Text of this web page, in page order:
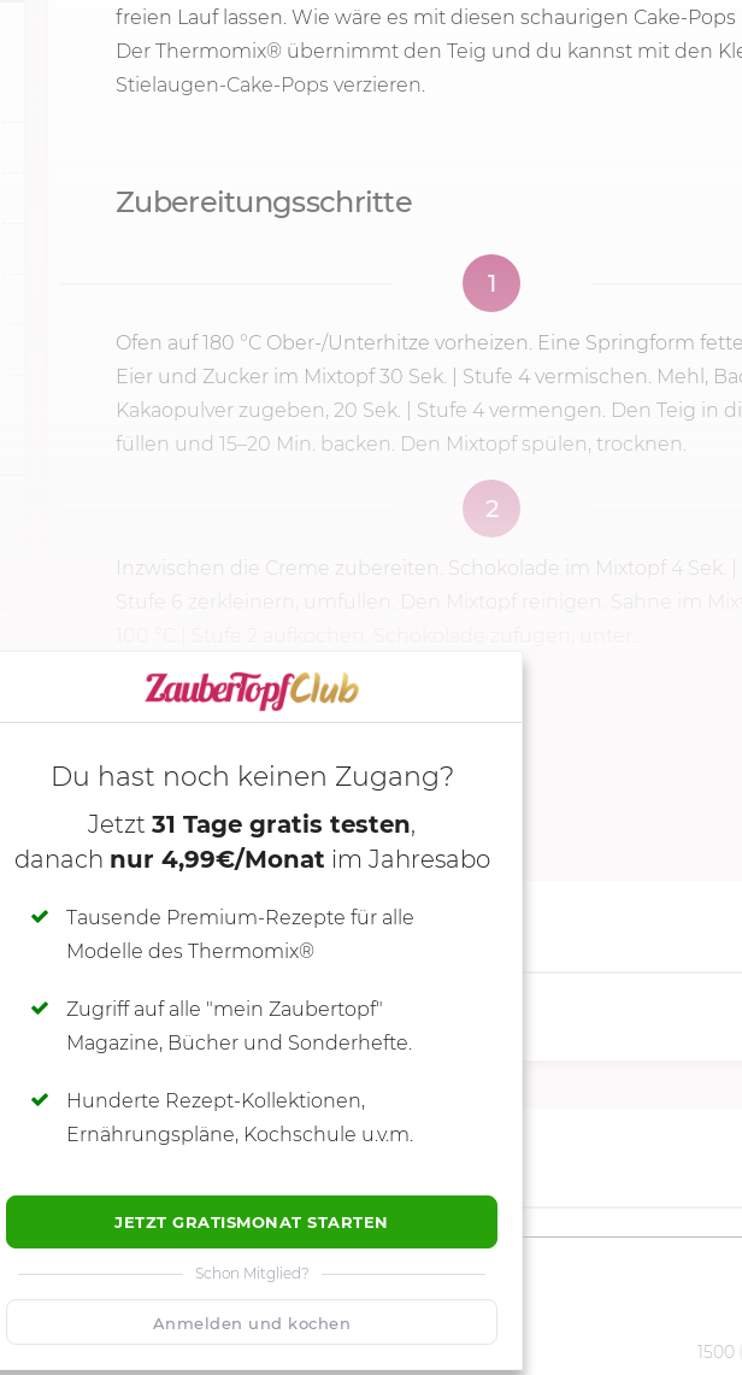
freien Lauf lassen. Wie wäre es mit diesen schaurigen Cake-
Der Thermomix® übernimmt den Teig und du kannst mit den
Stielaugen-Cake-Pops verzieren.
Zubereitungsschritte
1
Ofen auf180 °C Ober-/Unterhitze vorheizen. Eine Springform
Eier und Zucker im Mixtopf30 Sek. Stufe 4 vermischen. Mehl,
Kakaopulver zugeben, 20 Sek. | Stufe 4 vermengen. Den Teig in
füllen und 15–20 Min. backen. Den Mixtopf spülen, trocknen.
2
Inzwischen die Creme zubereiten. Schokolade im Mixtopf 4 Sek.
zerkleinern, umfüllen. Den Mixtopf reinigen. Sahne im
SCHREIBE NEUE NOTIZ
Du hast noch keinen Zugang?
Jetzt 31 Tage gratis testen,
danach nur 4,99€/Monat im Jahresabo
Tausende Premium-Rezepte für alle
Modelle des Thermomix®
Zugriff auf alle "mein Zaubertopf"
Magazine, Bücher und Sonderhefte.
Hunderte Rezept-Kollektionen,
Ernährungspläne, Kochschule u.v.m.
JETZT GRATISMONAT STARTEN
Schon Mitglied?
Anmelden und kochen
1500